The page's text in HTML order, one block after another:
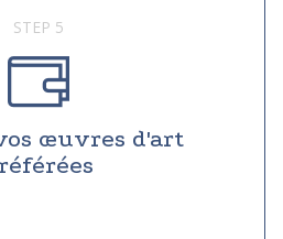
STEP 5
œuvres d'art